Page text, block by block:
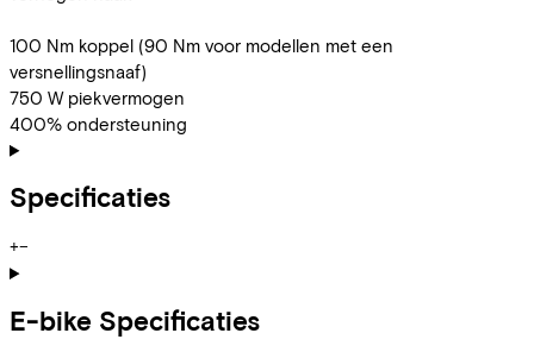
100 Nm koppel (90 Nm voor modellen met een
versnellingsnaaf)
750 W piekvermogen
400% ondersteuning
Specificaties
+−
E-bike Specificaties